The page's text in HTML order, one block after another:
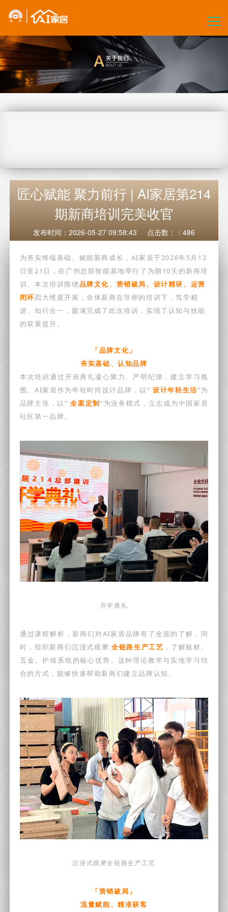
首页
关于我们
产品中心
核心优势
合作与联系
全国网点
订单查询
匠心赋能 聚力前行 | AI家居第214
期新商培训完美收官
发布时间：2026-05-27 09:58:43 点击数：：486
为夯实终端基础、赋能新商成长，AI家居于2026年5月12
日至21日，在广州总部智能基地举行了为期10天的新商培
训。本次培训围绕品牌文化、营销破局、设计精研、运营
闭环四大维度开展，全体新商在导师的培训下，笃学精
进、知行合一，圆满完成了此次培训，实现了认知与技能
的双重提升。
「品牌文化」
夯实基础、认知品牌
本次培训通过开班典礼凝心聚力、严明纪律，建立学习氛
围。AI家居作为年轻时尚设计品牌，以“ 设计年轻生活”为
品牌主张，以“全案定制”为业务模式，立志成为中国家居
社区第一品牌。
开学典礼
通过课程解析，新商们对AI家居品牌有了全面的了解，同
时，组织新商们沉浸式观摩全链路生产工艺 ，了解板材、
五金、护墙系统的核心优势。这种理论教学与实地学习结
合的方式，能够快速帮助新商们建立品牌认知。
沉浸式观摩全链路生产工艺
「营销破局」
流量赋能、精准获客